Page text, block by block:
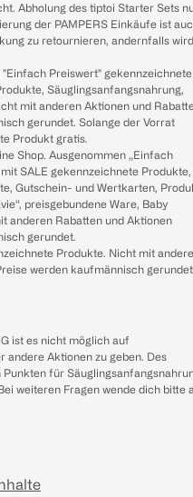
Abholung des tiptoi Starter Sets
der PAMPERS Einkäufe ist
zu retournieren, andernfalls wird
"Einfach Preiswert" gekennzeichnete
Säuglingsanfangsnahrung,
mit anderen Aktionen und
gerundet. Solange der Vorrat
Produkt gratis.
Shop. Ausgenommen „Einfach
SALE gekennzeichnete Produkte,
Gutschein- und Wertkarten,
preisgebundene Ware, Baby
anderen Rabatten und Aktionen
gerundet.
Produkte. Nicht mit
werden kaufmännisch
ist es nicht möglich auf
andere Aktionen zu geben. Des
für
weiteren Fragen wende dich bitte